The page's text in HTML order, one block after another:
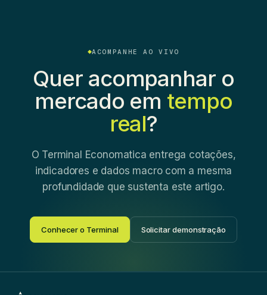
ACOMPANHE AO VIVO
Quer acompanhar o
mercado em tempo
real?
O Terminal Economatica entrega cotações,
indicadores e dados macro com a mesma
profundidade que sustenta este artigo.
Conhecer o Terminal Solicitar demonstração